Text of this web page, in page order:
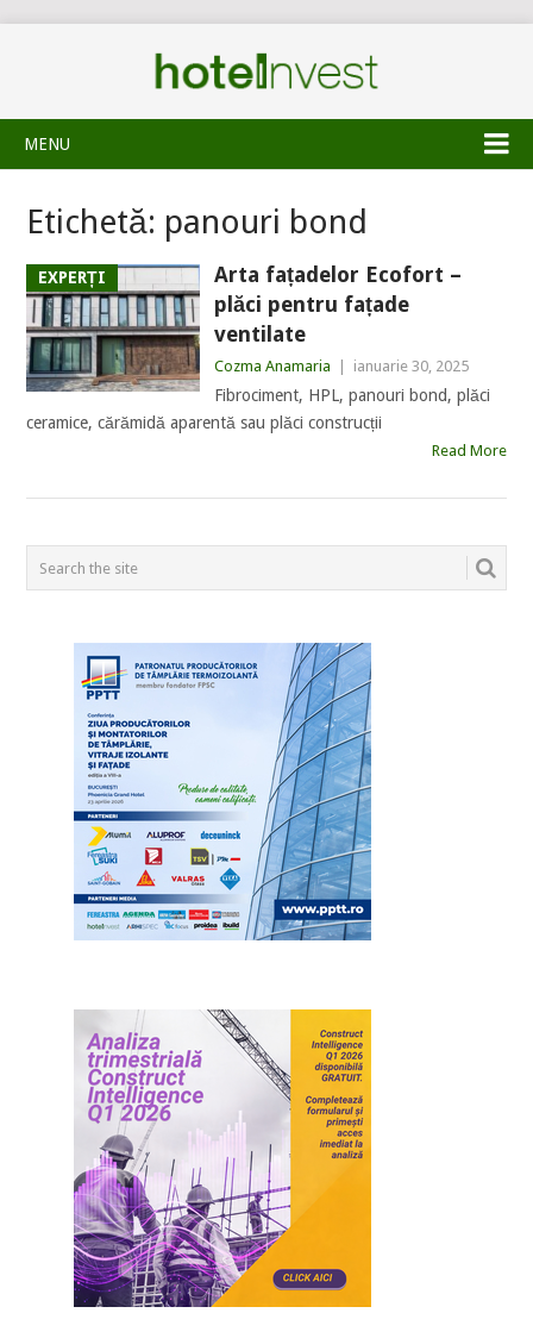
MENU
Etichetă: panouri bond
EXPERȚI
Arta fațadelor Ecofort –
plăci pentru fațade
ventilate
Cozma Anamaria ianuarie 30, 2025
Fibrociment, HPL, panouri bond, plăci
ceramice, cărămidă aparentă sau plăci construcții
Read More
POSTS
NAVIGATION